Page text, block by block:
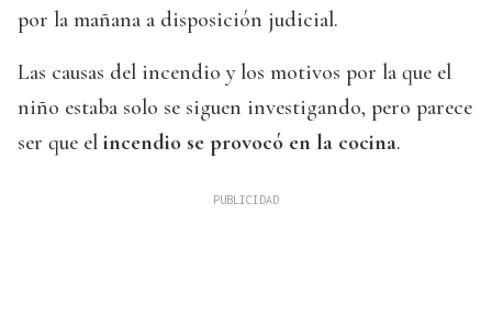
por la mañana a disposición judicial.
Las causas del incendio y los motivos por la que el
niño estaba solo se siguen investigando, pero parece
ser que el incendio se provocó en la cocina.